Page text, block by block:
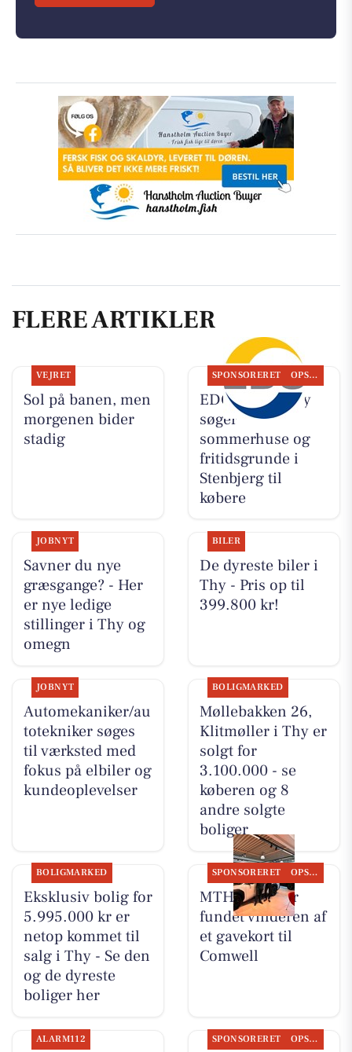
FLERE ARTIKLER
VEJRET
Sol på banen, men
morgenen bider
stadig
SPONSORERET OPSLAGSTAVLEN
EDC Hurup Thy
søger
sommerhuse og
fritidsgrunde i
Stenbjerg til
købere
JOBNYT
Savner du nye
græsgange? - Her
er nye ledige
stillinger i Thy og
omegn
BILER
De dyreste biler i
Thy - Pris op til
399.800 kr!
JOBNYT
Automekaniker/au
totekniker søges
til værksted med
fokus på elbiler og
kundeoplevelser
BOLIGMARKED
Møllebakken 26,
Klitmøller i Thy er
solgt for
3.100.000 - se
køberen og 8
andre solgte
boliger
BOLIGMARKED
Eksklusiv bolig for
5.995.000 kr er
netop kommet til
salg i Thy - Se den
og de dyreste
boliger her
SPONSORERET OPSLAGSTAVLEN
MTH Biler har
fundet vinderen af
et gavekort til
Comwell
ALARM112 SPONSORERET OPSLAGSTAVLEN